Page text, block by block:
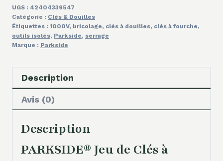
UGS : 42404339547
Catégorie : Clés & Douilles
Étiquettes : 1000V, bricolage, clés à douilles, clés à fourche,
outils isolés, Parkside, serrage
Marque : Parkside
Description
Avis (0)
Description
PARKSIDE® Jeu de Clés à